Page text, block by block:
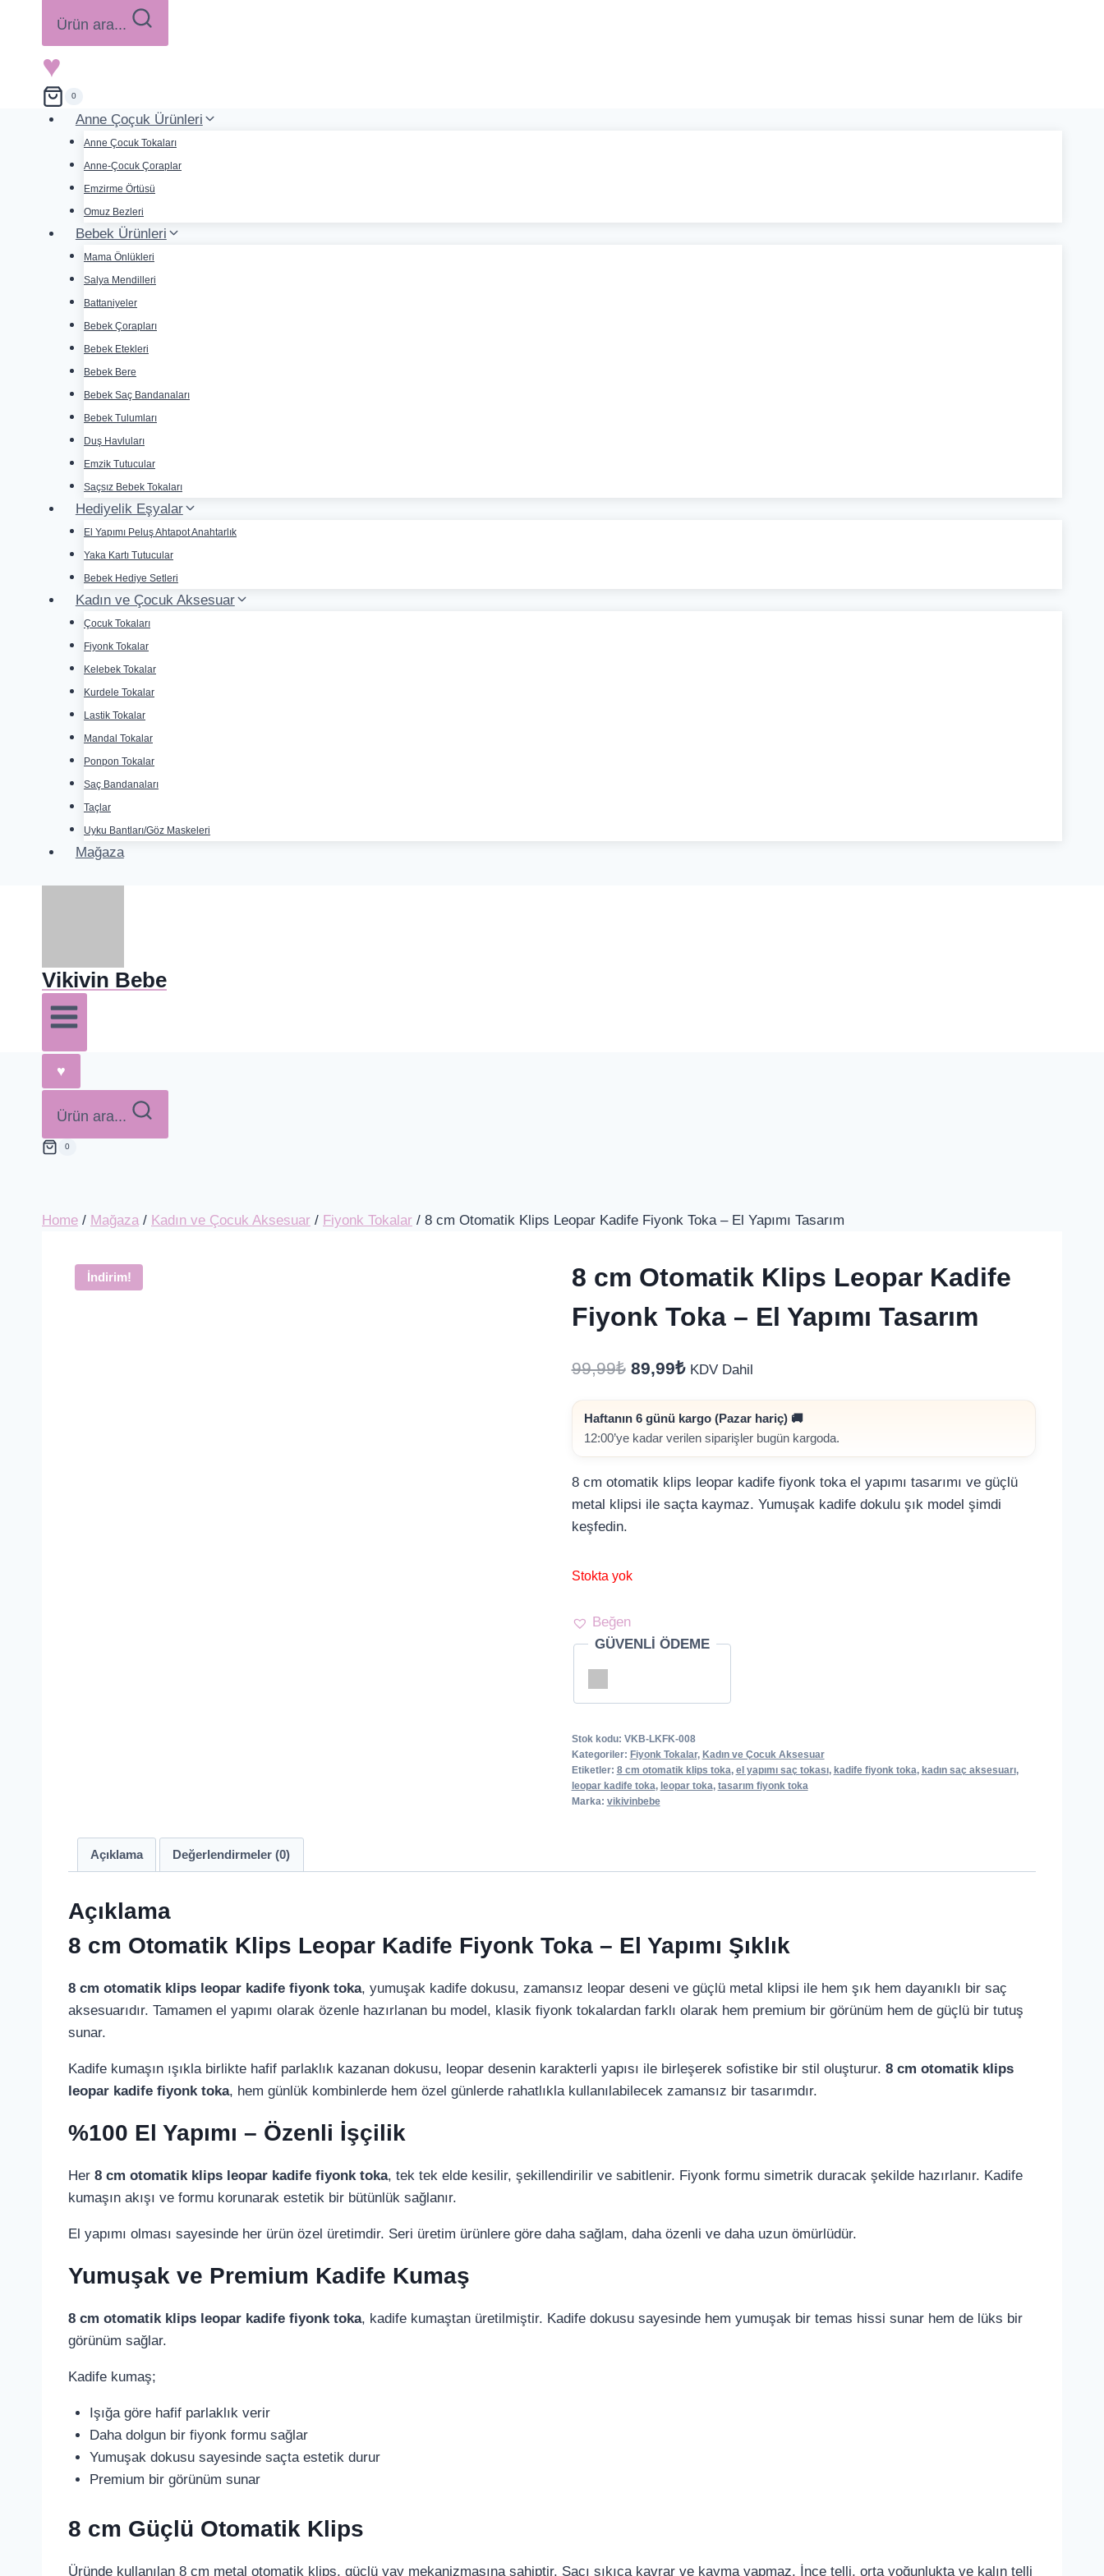
Ürün ara...
♥
0
Anne Çoçuk Ürünleri
Anne Çocuk Tokaları
Anne-Çocuk Çoraplar
Emzirme Örtüsü
Omuz Bezleri
Bebek Ürünleri
Mama Önlükleri
Salya Mendilleri
Battaniyeler
Bebek Çorapları
Bebek Etekleri
Bebek Bere
Bebek Saç Bandanaları
Bebek Tulumları
Duş Havluları
Emzik Tutucular
Saçsız Bebek Tokaları
Hediyelik Eşyalar
El Yapımı Peluş Ahtapot Anahtarlık
Yaka Kartı Tutucular
Bebek Hediye Setleri
Kadın ve Çocuk Aksesuar
Çocuk Tokaları
Fiyonk Tokalar
Kelebek Tokalar
Kurdele Tokalar
Lastik Tokalar
Mandal Tokalar
Ponpon Tokalar
Saç Bandanaları
Taçlar
Uyku Bantları/Göz Maskeleri
Mağaza
Vikivin Bebe
♥
Ürün ara...
0
Home / Mağaza / Kadın ve Çocuk Aksesuar / Fiyonk Tokalar / 8 cm Otomatik Klips Leopar Kadife Fiyonk Toka – El Yapımı Tasarım
İndirim!
8 cm Otomatik Klips Leopar Kadife
Fiyonk Toka – El Yapımı Tasarım
99,99₺ Orijinal
99,99₺.
89,99₺Şu
fiyat:
89,99₺.
KDV Dahil
Haftanın 6 günü kargo (Pazar hariç) 🚚
12:00’ye kadar verilen siparişler bugün kargoda.
8 cm otomatik klips leopar kadife fiyonk toka el yapımı tasarımı ve güçlü
metal klipsi ile saçta kaymaz. Yumuşak kadife dokulu şık model şimdi
keşfedin.
Stokta yok
Beğen
GÜVENLİ ÖDEME
Stok kodu: VKB-LKFK-008
Kategoriler: Fiyonk Tokalar, Kadın ve Çocuk Aksesuar
Etiketler: 8 cm otomatik klips toka, el yapımı saç tokası, kadife fiyonk toka, kadın saç aksesuarı,
leopar kadife toka, leopar toka, tasarım fiyonk toka
Marka: vikivinbebe
Açıklama Değerlendirmeler (0)
Açıklama
8 cm Otomatik Klips Leopar Kadife Fiyonk Toka – El Yapımı Şıklık
8 cm otomatik klips leopar kadife fiyonk toka, yumuşak kadife dokusu, zamansız leopar deseni ve güçlü metal klipsi ile hem şık hem dayanıklı bir saç
aksesuarıdır. Tamamen el yapımı olarak özenle hazırlanan bu model, klasik fiyonk tokalardan farklı olarak hem premium bir görünüm hem de güçlü bir tutuş
sunar.
Kadife kumaşın ışıkla birlikte hafif parlaklık kazanan dokusu, leopar desenin karakterli yapısı ile birleşerek sofistike bir stil oluşturur. 8 cm otomatik klips
leopar kadife fiyonk toka, hem günlük kombinlerde hem özel günlerde rahatlıkla kullanılabilecek zamansız bir tasarımdır.
%100 El Yapımı – Özenli İşçilik
Her 8 cm otomatik klips leopar kadife fiyonk toka, tek tek elde kesilir, şekillendirilir ve sabitlenir. Fiyonk formu simetrik duracak şekilde hazırlanır. Kadife
kumaşın akışı ve formu korunarak estetik bir bütünlük sağlanır.
El yapımı olması sayesinde her ürün özel üretimdir. Seri üretim ürünlere göre daha sağlam, daha özenli ve daha uzun ömürlüdür.
Yumuşak ve Premium Kadife Kumaş
8 cm otomatik klips leopar kadife fiyonk toka, kadife kumaştan üretilmiştir. Kadife dokusu sayesinde hem yumuşak bir temas hissi sunar hem de lüks bir
görünüm sağlar.
Kadife kumaş;
Işığa göre hafif parlaklık verir
Daha dolgun bir fiyonk formu sağlar
Yumuşak dokusu sayesinde saçta estetik durur
Premium bir görünüm sunar
8 cm Güçlü Otomatik Klips
Üründe kullanılan 8 cm metal otomatik klips, güçlü yay mekanizmasına sahiptir. Saçı sıkıca kavrar ve kayma yapmaz. İnce telli, orta yoğunlukta ve kalın telli